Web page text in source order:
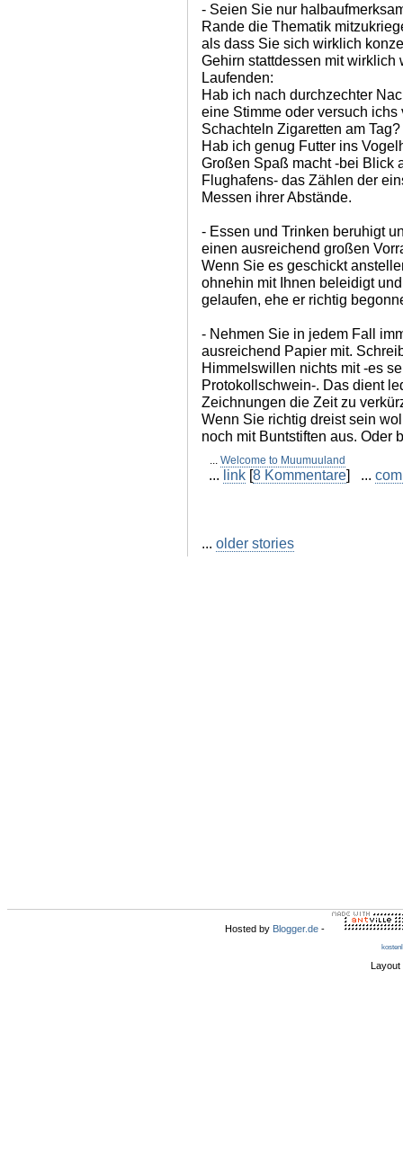
- Seien Sie nur
Rande die Thematik
als dass Sie sich wirklich
Gehirn stattdessen mit wirklich
Laufenden:
Hab ich nach durchzechter
eine Stimme oder versuch
Schachteln Zigaretten am Tag?
Hab ich genug Futter ins
Großen Spaß macht -bei Blick
Flughafens- das Zählen der
Messen ihrer Abstände.
- Essen und Trinken beruhigt
einen ausreichend großen
Wenn Sie es geschickt
ohnehin mit Ihnen beleidigt
gelaufen, ehe er richtig
- Nehmen Sie in jedem Fall
ausreichend Papier mit.
Himmelswillen nichts mit -es
Protokollschwein-. Das dient
Zeichnungen die Zeit zu
Wenn Sie richtig dreist sein
noch mit Buntstiften aus. Oder
... Welcome to Muumuuland
... link [8 Kommentare] ...
... older stories
Hosted by Blogger.de -